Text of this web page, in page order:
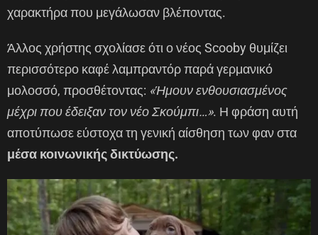
χαρακτήρα που μεγάλωσαν βλέποντας.
Άλλος χρήστης σχολίασε ότι ο νέος Scooby θυμίζει
περισσότερο καφέ λαμπραντόρ παρά γερμανικό
μολοσσό, προσθέτοντας: «Ήμουν ενθουσιασμένος
μέχρι που έδειξαν τον νέο Σκούμπι…». Η φράση αυτή
αποτύπωσε εύστοχα τη γενική αίσθηση των φαν στα
μέσα κοινωνικής δικτύωσης.